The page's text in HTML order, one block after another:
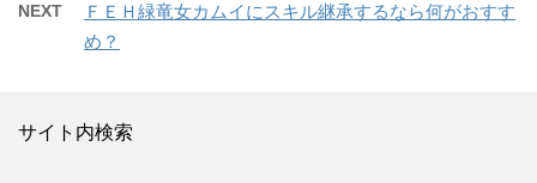
NEXT
ＦＥＨ緑竜女カムイにスキル継承するなら何がおすす
め？
サイト内検索